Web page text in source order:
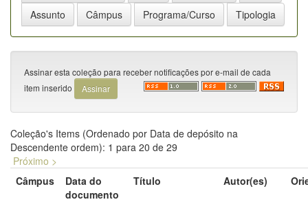
Assinar esta coleção para receber notificações por e-mail de cada
item inserido
Coleção's Items (Ordenado por Data de depósito na
Descendente ordem): 1 para 20 de 29
Próximo >
Câmpus
Data do
documento
Título Autor(es)